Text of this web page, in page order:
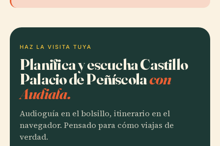
HAZ LA VISITA TUYA
Planifica y escucha Castillo
Palacio de Peñíscolacon
Audiala.
Audioguía en el bolsillo, itinerario en el
navegador. Pensado para cómo viajas de
verdad.